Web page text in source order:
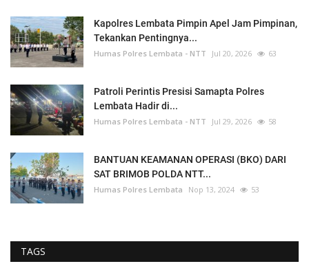
Kapolres Lembata Pimpin Apel Jam Pimpinan,
Tekankan Pentingnya...
Humas Polres Lembata - NTT Jul 20, 2026 63
Patroli Perintis Presisi Samapta Polres
Lembata Hadir di...
Humas Polres Lembata - NTT Jul 29, 2026 58
BANTUAN KEAMANAN OPERASI (BKO) DARI
SAT BRIMOB POLDA NTT...
Humas Polres Lembata Nop 13, 2024 53
TAGS